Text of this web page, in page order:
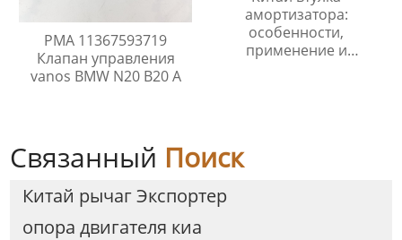
PMA 11367593719
Клапан управления
vanos BMW N20 B20 A
амортизатора:
особенности,
применение и
Связанный Поиск
Китай рычаг Экспортер
опора двигателя киа